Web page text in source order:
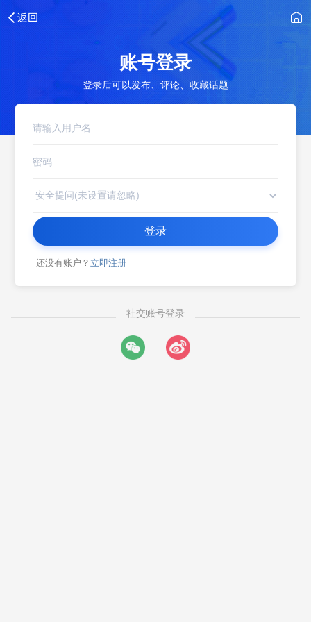
账号登录
登录后可以发布、评论、收藏话题
登录
还没有账户？ 立即注册
社交账号登录